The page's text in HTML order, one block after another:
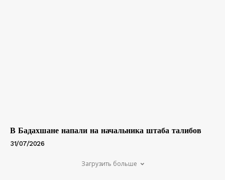
В Бадахшане напали на начальника штаба талибов
31/07/2026
Загрузить больше